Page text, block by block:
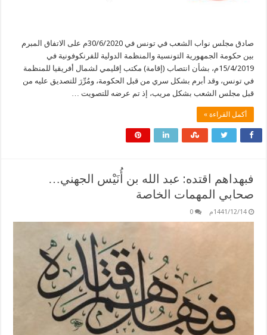
صادق مجلس نواب الشعب في تونس في 30/6/2020م على الاتفاق المبرم
بين حكومة الجمهورية التونسية والمنظمة الدولية للفرنكوفونية في
15/4/2019م، بشأن انتصاب (إقامة) مكتب إقليمي لشمال أفريقيا للمنظمة
في تونس، وقد أبرم بشكل سري من قبل الحكومة، ومُرِّرَ للتصديق عليه من
قبل مجلس الشعب بشكل مريب، إذ تم عرضه للتصويت …
أكمل القراءة »
فبهداهم اقتده: عبد الله بن أُنَيْس الجهني…
صحابي المهمات الخاصة
1441/12/14م 0